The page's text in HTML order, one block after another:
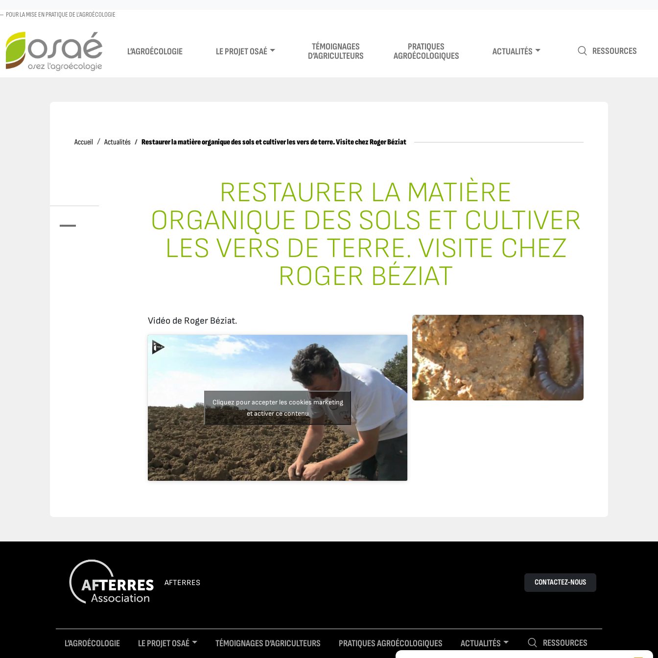
POUR LA MISE EN PRATIQUE DE L'AGROÉCOLOGIE
L’AGROÉCOLOGIE LE PROJET OSAÉ
TÉMOIGNAGES
D’AGRICULTEURS
PRATIQUES
AGROÉCOLOGIQUES
ACTUALITÉS RESSOURCES
Accueil AccueilActualités Restaurer la matière organique des sols et cultiver les vers de terre. Visite chez Roger Béziat
RESTAURER LA MATIÈRE
ORGANIQUE DES SOLS ET CULTIVER
LES VERS DE TERRE. VISITE CHEZ
ROGER BÉZIAT
Vidéo de Roger Béziat.
Cliquez pour accepter les cookies marketing
et activer ce contenu
AFTERRES CONTACTEZ-NOUS
L’AGROÉCOLOGIE LE PROJET OSAÉ TÉMOIGNAGES D’AGRICULTEURS PRATIQUES AGROÉCOLOGIQUES ACTUALITÉS RESSOURCES